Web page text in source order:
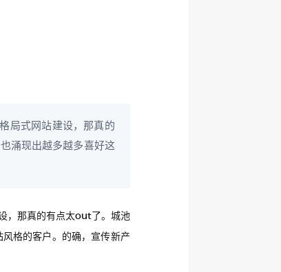
局式网站建设，那真的
涌现出越多越多喜好这
，那真的有点太out了。城池
格的客户。的确，宣传新产